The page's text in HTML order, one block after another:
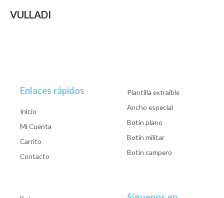
VULLADI
Enlaces rápidos
Inicio
Mi Cuenta
Carrito
Contacto
Plantilla extraible
Ancho especial
Botín plano
Botín militar
Botín campero